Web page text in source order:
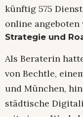
künftig 575
online angeboten
Strategie und
Als Beraterin
von Bechtle,
und München,
städtische